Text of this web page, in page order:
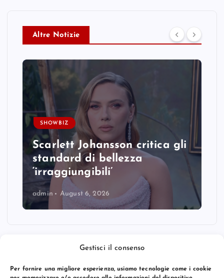
Gestisci il consenso
Per fornire una migliore esperienza, usiamo tecnologie come i cookie
Altre Notizie
SHOWBIZ
Scarlett Johansson critica gli
standard di bellezza
‘irraggiungibili’
admin August 6, 2026